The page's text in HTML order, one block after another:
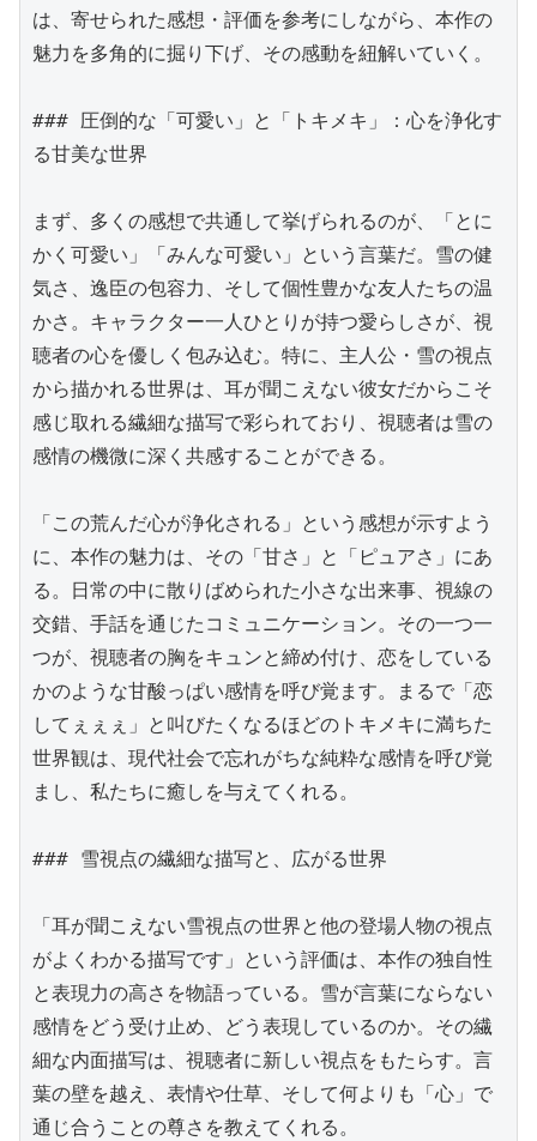
は、寄せられた感想・評価を参考にしながら、本作の
魅力を多角的に掘り下げ、その感動を紐解いていく。
### 圧倒的な「可愛い」と「トキメキ」：心を浄化す
る甘美な世界
まず、多くの感想で共通して挙げられるのが、「とに
かく可愛い」「みんな可愛い」という言葉だ。雪の健
気さ、逸臣の包容力、そして個性豊かな友人たちの温
かさ。キャラクター一人ひとりが持つ愛らしさが、視
聴者の心を優しく包み込む。特に、主人公・雪の視点
から描かれる世界は、耳が聞こえない彼女だからこそ
感じ取れる繊細な描写で彩られており、視聴者は雪の
感情の機微に深く共感することができる。
「この荒んだ心が浄化される」という感想が示すよう
に、本作の魅力は、その「甘さ」と「ピュアさ」にあ
る。日常の中に散りばめられた小さな出来事、視線の
交錯、手話を通じたコミュニケーション。その一つ一
つが、視聴者の胸をキュンと締め付け、恋をしている
かのような甘酸っぱい感情を呼び覚ます。まるで「恋
してぇぇぇ」と叫びたくなるほどのトキメキに満ちた
世界観は、現代社会で忘れがちな純粋な感情を呼び覚
まし、私たちに癒しを与えてくれる。
### 雪視点の繊細な描写と、広がる世界
「耳が聞こえない雪視点の世界と他の登場人物の視点
がよくわかる描写です」という評価は、本作の独自性
と表現力の高さを物語っている。雪が言葉にならない
感情をどう受け止め、どう表現しているのか。その繊
細な内面描写は、視聴者に新しい視点をもたらす。言
葉の壁を越え、表情や仕草、そして何よりも「心」で
通じ合うことの尊さを教えてくれる。